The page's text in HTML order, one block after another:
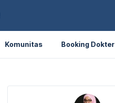
Komunitas Booking Dokter